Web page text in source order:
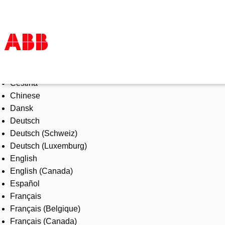
Products & Solutions
Industries
Services
About us
Where to buy
Contact us
Careers
Čeština
Chinese
Dansk
Deutsch
Deutsch (Schweiz)
Deutsch (Luxemburg)
English
English (Canada)
Español
Français
Français (Belgique)
Français (Canada)